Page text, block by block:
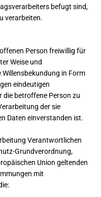
befugt sind,
verarbeiten.
Person freiwillig für
Weise und
in Form
eindeutigen
die betroffene Person zu
der sie
Daten einverstanden ist.
Verantwortlichen
Grundverordnung,
Union geltenden
mit